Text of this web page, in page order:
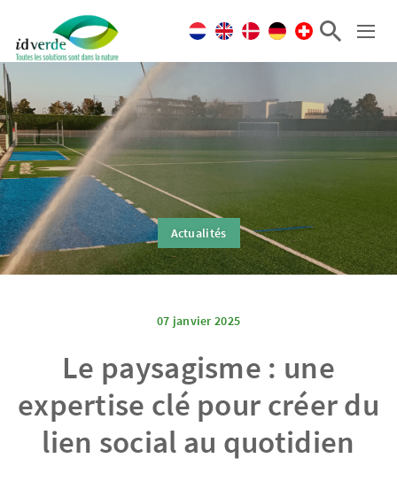
Actualités
07 janvier 2025
Le paysagisme : une
expertise clé pour créer du
lien social au quotidien